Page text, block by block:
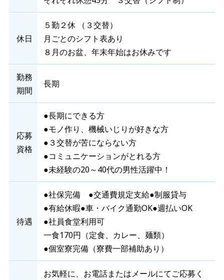
休日
５勤２休 （３交替）
月ごとのシフト表あり
８月のお盆、年末年始はお休みです
勤務
期間
長期
応募
資格
●長期にできる方
●モノ作り、機械いじりが好きな方
●３交替が苦にならない方
●コミュニケーションがとれる方
●未経験の20～40代の男性活躍中！
待遇
●社保完備 ●交通費規定支給●制服貸与
●有給休暇●車・バイク通勤OK●週払いOK
●社員食堂利用可
一食170円（定食、カレー、麺類）
●個室寮完備（寮費一部補助あり）
お気軽に、お電話またはメールにてご応募く